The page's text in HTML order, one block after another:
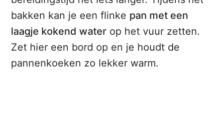
bakken kan je een flinke pan met een
laagje kokend water op het vuur zetten.
Zet hier een bord op en je houdt de
pannenkoeken zo lekker warm.